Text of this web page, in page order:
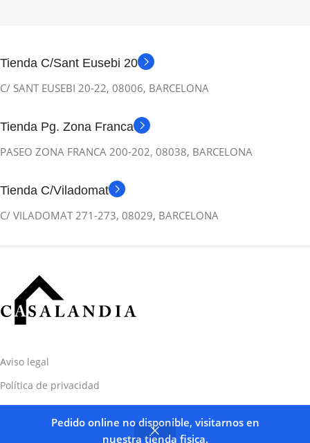
Tienda C/Sant Eusebi 20
C/ SANT EUSEBI 20-22, 08006, BARCELONA
Tienda Pg. Zona Franca
PASEO ZONA FRANCA 200-202, 08038, BARCELONA
Tienda C/Viladomat
C/ VILADOMAT 271-273, 08029, BARCELONA
Aviso legal
Política de privacidad
Términos y condiciones
Pedido online no disponible, visitarnos en
nuestra tienda fisica.